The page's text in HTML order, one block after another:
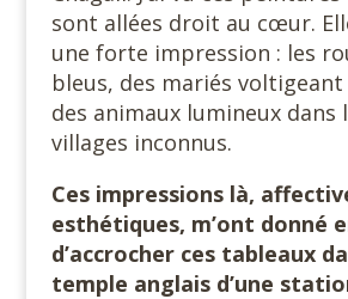
sont allées droit au cœur.
une forte impression : les
bleus, des mariés voltigeant
des animaux lumineux dans
villages inconnus.
Ces impressions là,
esthétiques, m’ont donné
d’accrocher ces tableaux
temple anglais d’une